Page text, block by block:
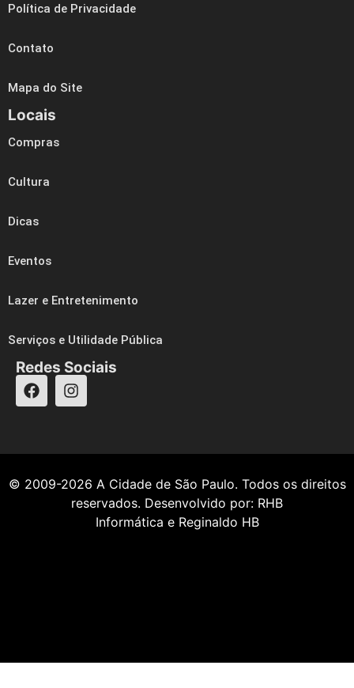
Política de Privacidade
Contato
Mapa do Site
Locais
Compras
Cultura
Dicas
Eventos
Lazer e Entretenimento
Serviços e Utilidade Pública
Redes Sociais
© 2009-2026 A Cidade de São Paulo. Todos os direitos
reservados. Desenvolvido por: RHB
Informática e Reginaldo HB